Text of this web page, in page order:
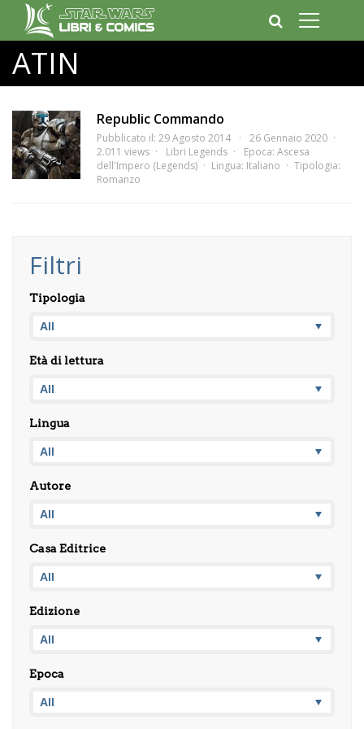
ATIN
Republic Commando
Pubblicato il: 29 Agosto 2014
26 Gennaio 2020
2.011 views
Libri Legends Epoca: Ascesa
dell'Impero (Legends)
Lingua: Italiano
Tipologia:
Romanzo
Filtri
Tipologia
Età di lettura
Lingua
Autore
Casa Editrice
Edizione
Epoca